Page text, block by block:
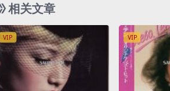
相关文章
VIP VIP